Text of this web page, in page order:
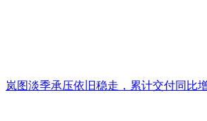
岚图淡季承压依旧稳走，累计交付同比